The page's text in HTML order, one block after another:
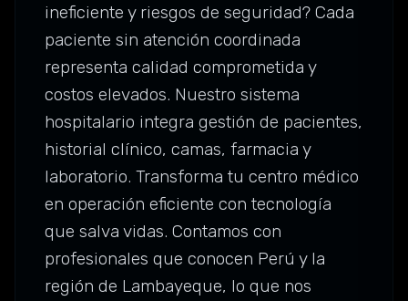
ineficiente y riesgos de seguridad? Cada
paciente sin atención coordinada
representa calidad comprometida y
costos elevados. Nuestro sistema
hospitalario integra gestión de pacientes,
historial clínico, camas, farmacia y
laboratorio. Transforma tu centro médico
en operación eficiente con tecnología
que salva vidas. Contamos con
profesionales que conocen Perú y la
región de Lambayeque, lo que nos